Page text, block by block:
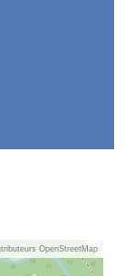
OpenStreetMap